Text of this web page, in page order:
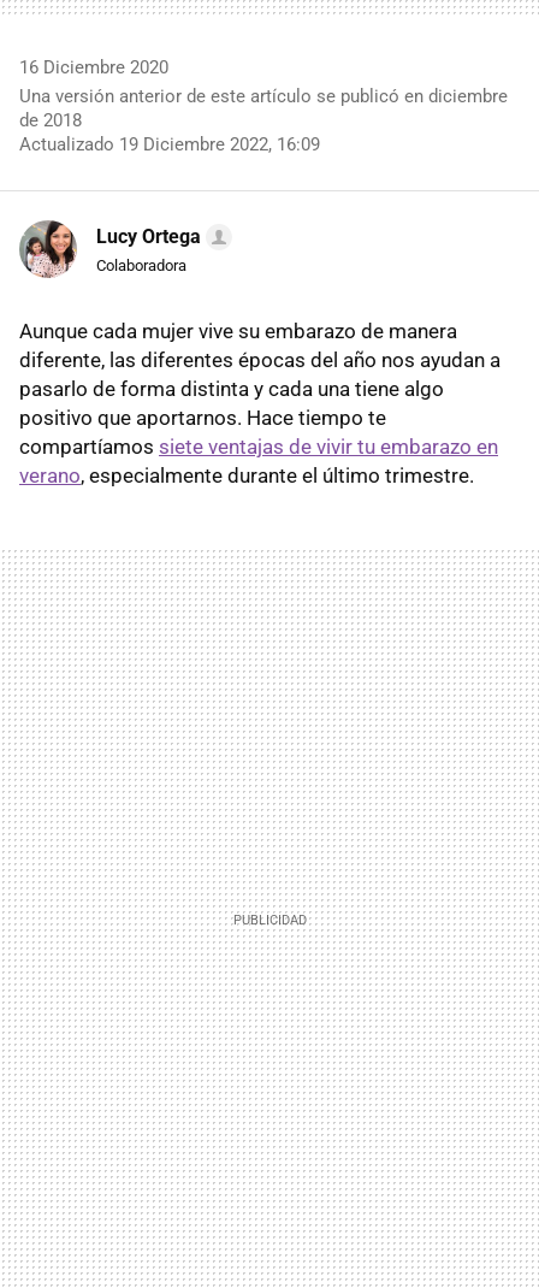
16 Diciembre 2020
Una versión anterior de este artículo se publicó en diciembre
de 2018
Actualizado 19 Diciembre 2022, 16:09
Lucy Ortega
Colaboradora
Aunque cada mujer vive su embarazo de manera
diferente, las diferentes épocas del año nos ayudan a
pasarlo de forma distinta y cada una tiene algo
positivo que aportarnos. Hace tiempo te
compartíamos siete ventajas de vivir tu embarazo en
verano, especialmente durante el último trimestre.